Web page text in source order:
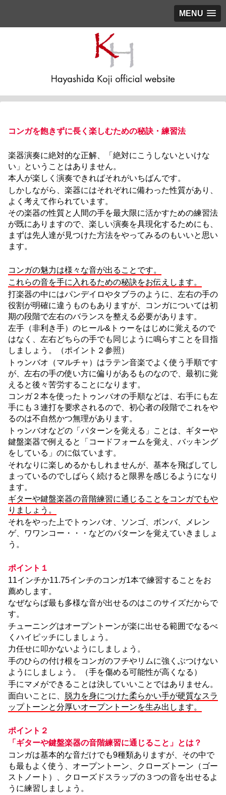
MENU
コンガを飽きずに長く楽しむための秘訣・練習法
楽器演奏に絶対的な正解、「絶対にこうしないといけな
い」ということはありません。
本人が楽しく演奏できればそれがいちばんです。
しかしながら、楽器にはそれぞれに備わった性質があり、
よく考えて作られています。
その楽器の性質と人間の手を最大限に活かすための練習法
が既にありますので、楽しい演奏を具現化するためにも、
まずは先人達が見つけた方法をやってみるのもいいと思い
ます。
コンガの魅力は様々な音が出ることです。
これらの音を手に入れるための秘訣をお伝えします。
打楽器の中にはパンデイロやタブラのように、左右の手の
役割が明確に違うものもありますが、コンガについては初
期の段階で左右のバランスを整える必要があります。
左手（非利き手）のヒール&トゥーをはじめに覚えるので
はなく、左右どちらの手でも同じように鳴らすことを目指
しましょう。（ポイント２参照）
トゥンバオ（マルチャ）はラテン音楽でよく使う手順です
が、左右の手の使い方に偏りがあるものなので、最初に覚
えると後々苦労することになります。
コンガ２本を使ったトゥンバオの手順などは、右手にも左
手にも３連打を要求されるので、初心者の段階でこれをや
るのは不自然かつ無理があります。
トゥンバオなどの「パターンを覚える」ことは、ギターや
鍵盤楽器で例えると「コードフォームを覚え、バッキング
をしている」のに似ています。
それなりに楽しめるかもしれませんが、基本を飛ばしてし
まっているのでしばらく続けると限界を感じるようになり
ます。
ギターや鍵盤楽器の音階練習に通じることをコンガでもや
りましょう。
それをやった上でトゥンバオ、ソンゴ、ボンバ、メレン
ゲ、ワワンコー・・・などのパターンを覚えていきましょ
う。
ポイント１
11インチか11.75インチのコンガ1本で練習することをお
薦めします。
なぜならば最も多様な音が出せるのはこのサイズだからで
す。
チューニングはオープントーンが楽に出せる範囲でなるべ
くハイピッチにしましょう。
力任せに叩かないようにしましょう。
手のひらの付け根をコンガのフチやリムに強くぶつけない
ようにしましょう。（手を傷める可能性が高くなる）
手にマメができることは決していいことではありません。
面白いことに、 脱力を身につけた柔らかい手が硬質なスラ
ップトーンと分厚いオープントーンを生み出します。
ポイント２
「ギターや鍵盤楽器の音階練習に通じること」とは？
コンガは基本的な音だけでも9種類ありますが、その中で
も最もよく使う、オープントーン、クローズトーン（ゴー
ストノート）、クローズドスラップの３つの音を出せるよ
うに練習しましょう。